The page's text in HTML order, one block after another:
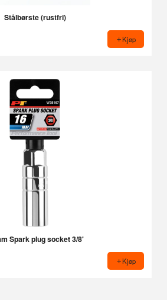
Stålbørste (rustfri)
Kjøp
Spark plug socket 3/8'
Kjøp